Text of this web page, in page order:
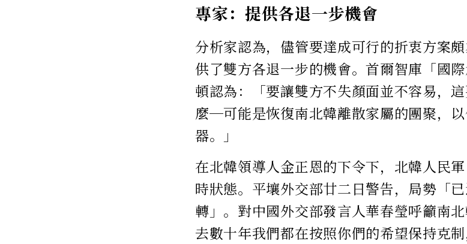
專家：提供各退一步機會
分析家認為，儘管要達成可行的折衷方案
供了雙方各退一步的機會。首爾智庫「國
頓認為：「要讓雙方不失顏面並不容易，
麼─可能是恢復南北韓離散家屬的團聚，
器。」
在北韓領導人金正恩的下令下，北韓人民
時狀態。平壤外交部廿二日警告，局勢「
轉」。對中國外交部發言人華春瑩呼籲南
去數十年我們都在按照你們的希望保持克